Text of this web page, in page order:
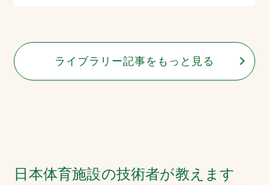
ライブラリー記事をもっと見る
日本体育施設の技術者が教えます